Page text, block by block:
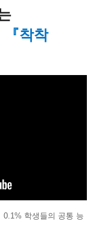
『착착
학생들의 공통 능